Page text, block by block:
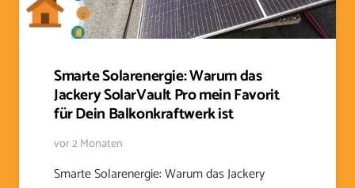
Smarte Solarenergie: Warum das
Jackery SolarVault Pro mein Favorit
für Dein Balkonkraftwerk ist
vor 2 Monaten
Smarte Solarenergie: Warum das Jackery